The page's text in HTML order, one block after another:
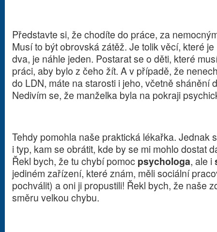
Představte si, že chodíte do práce, za
Musí to být obrovská zátěž. Je tolik věcí, které
dva, je náhle jeden. Postarat se o děti, které
práci, aby bylo z čeho žít. A v případě, že
do LDN, máte na starosti i jeho, včetně shánění
Nedivím se, že manželka byla na pokraji
Tehdy pomohla naše praktická lékařka. Jednak
i typ, kam se obrátit, kde by se mi mohlo dostat
Řekl bych, že tu chybí pomoc psychologa, ale i
jediném zařízení, které znám, měli sociální
pochválit) a oni ji propustili! Řekl bych, že naše
směru velkou chybu.